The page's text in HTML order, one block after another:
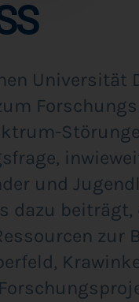
Uni­ver­si­tät
und
dazu bei­trägt,
zur